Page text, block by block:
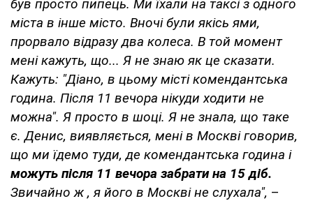
був просто пипець. Ми їхали на таксі з одного
міста в інше місто. Вночі були якісь ями,
прорвало відразу два колеса. В той момент
мені кажуть, що... Я не знаю як це сказати.
Кажуть: "Діано, в цьому місті комендантська
година. Після 11 вечора нікуди ходити не
можна". Я просто в шоці. Я не знала, що таке
є. Денис, виявляється, мені в Москві говорив,
що ми їдемо туди, де комендантська година і
можуть після 11 вечора забрати на 15 діб.
Звичайно ж , я його в Москві не слухала", –